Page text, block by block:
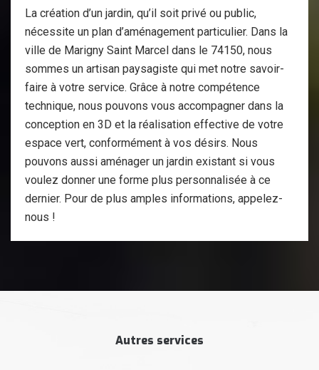
La création d’un jardin, qu’il soit privé ou public,
nécessite un plan d’aménagement particulier. Dans la
ville de Marigny Saint Marcel dans le 74150, nous
sommes un artisan paysagiste qui met notre savoir-
faire à votre service. Grâce à notre compétence
technique, nous pouvons vous accompagner dans la
conception en 3D et la réalisation effective de votre
espace vert, conformément à vos désirs. Nous
pouvons aussi aménager un jardin existant si vous
voulez donner une forme plus personnalisée à ce
dernier. Pour de plus amples informations, appelez-
nous !
Autres services